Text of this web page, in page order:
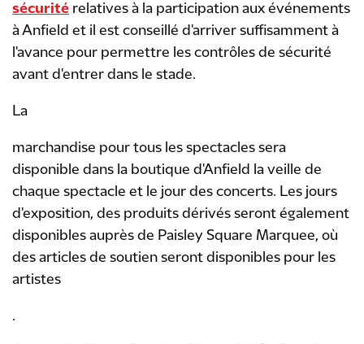
sécurité relatives à la participation aux événements
à Anfield et il est conseillé d'arriver suffisamment à
l'avance pour permettre les contrôles de sécurité
avant d'entrer dans le stade.
La
marchandise pour tous les spectacles sera
disponible dans la boutique d'Anfield la veille de
chaque spectacle et le jour des concerts. Les jours
d'exposition, des produits dérivés seront également
disponibles auprès de Paisley Square Marquee, où
des articles de soutien seront disponibles pour les
artistes
.